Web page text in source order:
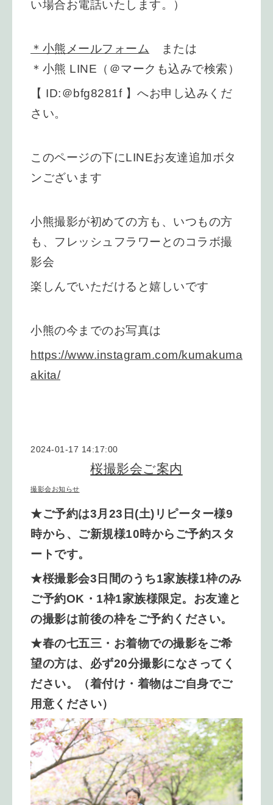
い場合お電話いたします。）
＊小熊メールフォーム または
＊小熊 LINE（＠マークも込みで検索）
【 ID:＠bfg8281f 】へお申し込みくだ
さい。
このページの下にLINEお友達追加ボタ
ンございます
小熊撮影が初めての方も、 いつもの方
も、 フレッシュフラワーとのコラボ撮
影会
楽しんでいただけると嬉しいです
小熊の今までのお写真は
https://www.instagram.com/kumakuma
akita/
2024-01-17 14:17:00
桜撮影会ご案内
撮影会お知らせ
★ご予約は3月23日(土) リピーター様9
時から、ご新規様10時からご予約スタ
ートです。
★桜撮影会3日間のうち1家族様1枠のみ
ご予約OK ・1枠1家族様限定。お友達と
の撮影は前後の枠をご予約ください。
★春の七五三・ お着物での撮影をご希
望の方は、必ず20分撮影になさってく
ださい。
（着付け・着物はご自身でご
用意ください）